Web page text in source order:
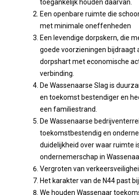
toegankelijk houden daarvan.
Een openbare ruimte die
met minimale oneffenheden
Een levendige dorpskern, die
goede voorzieningen bijdraagt
dorpshart met economische
verbinding.
De Wassenaarse Slag is
en toekomst bestendiger en
een familiestrand.
De Wassenaarse
toekomstbestendig en
duidelijkheid over waar ruimte
ondernemerschap in
Vergroten van
Het karakter van de N44 past
We houden Wassenaar